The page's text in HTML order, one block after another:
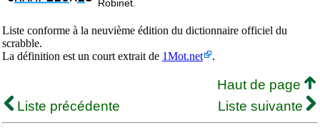
Robinet.
Liste conforme à la neuvième édition du dictionnaire officiel du
scrabble.
La définition est un court extrait de 1Mot.net .
Haut de page
Liste précédente
Liste suivante